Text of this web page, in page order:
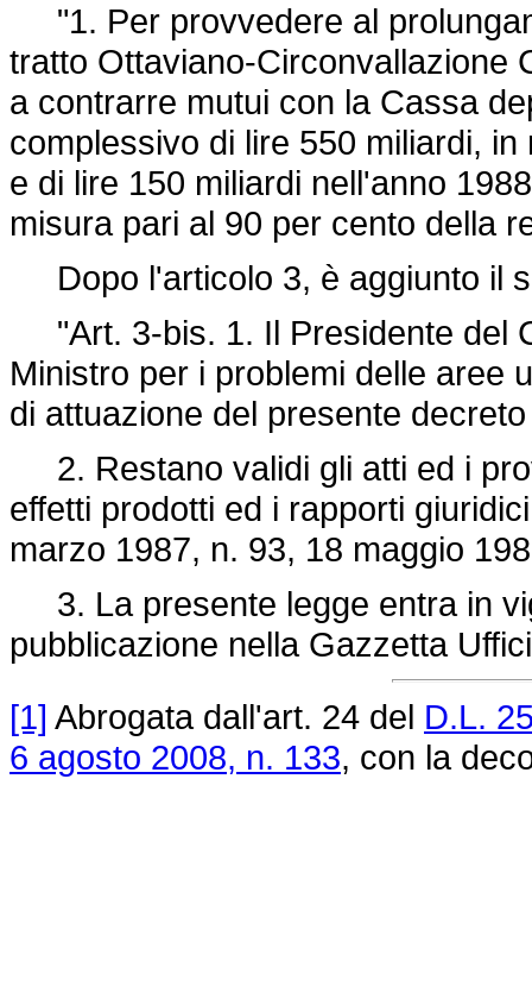
"1. Per provvedere al
tratto Ottaviano-Circonvallazione
a contrarre mutui con la Cassa
complessivo di lire 550 miliardi,
e di lire 150 miliardi nell'anno
misura pari al 90 per cento della
Dopo l'articolo 3, è aggiunto il
"Art. 3-bis. 1. Il Presidente del
Ministro per i problemi delle aree
di attuazione del presente
2. Restano validi gli atti ed i
effetti prodotti ed i rapporti
marzo 1987, n. 93, 18 maggio
3. La presente legge entra in
pubblicazione nella Gazzetta
[1] Abrogata dall'art. 24 del D.L.
6 agosto 2008, n. 133, con la